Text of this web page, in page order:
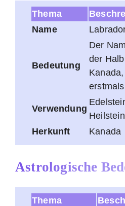
Thema
Name
Bedeutung
Der
der
Verwendung
Heilstein
Herkunft
Kanada
Astrologische
Thema